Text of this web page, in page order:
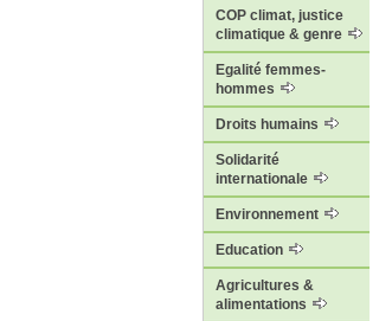
COP climat, justice
climatique & genre
Egalité femmes-
hommes
Droits humains
Solidarité
internationale
Environnement
Education
Agricultures &
alimentations